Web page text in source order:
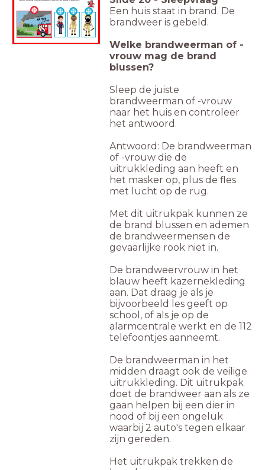
Een huis staat in brand. De
brandweer is gebeld.
Welke brandweerman of -
vrouw mag de brand
blussen?
Sleep de juiste
brandweerman of -vrouw
naar het huis en controleer
het antwoord.
Antwoord: De brandweerman
of -vrouw die de
uitrukkleding aan heeft en
het masker op, plus de fles
met lucht op de rug.
Met dit uitrukpak kunnen ze
de brand blussen en ademen
de brandweermensen de
gevaarlijke rook niet in.
De brandweervrouw in het
blauw heeft kazernekleding
aan. Dat draag je als je
bijvoorbeeld les geeft op
school, of als je op de
alarmcentrale werkt en de 112
telefoontjes aanneemt.
De brandweerman in het
midden draagt ook de veilige
uitrukkleding. Dit uitrukpak
doet de brandweer aan als ze
gaan helpen bij een dier in
nood of bij een ongeluk
waarbij 2 auto's tegen elkaar
zijn gereden.
Het uitrukpak trekken de